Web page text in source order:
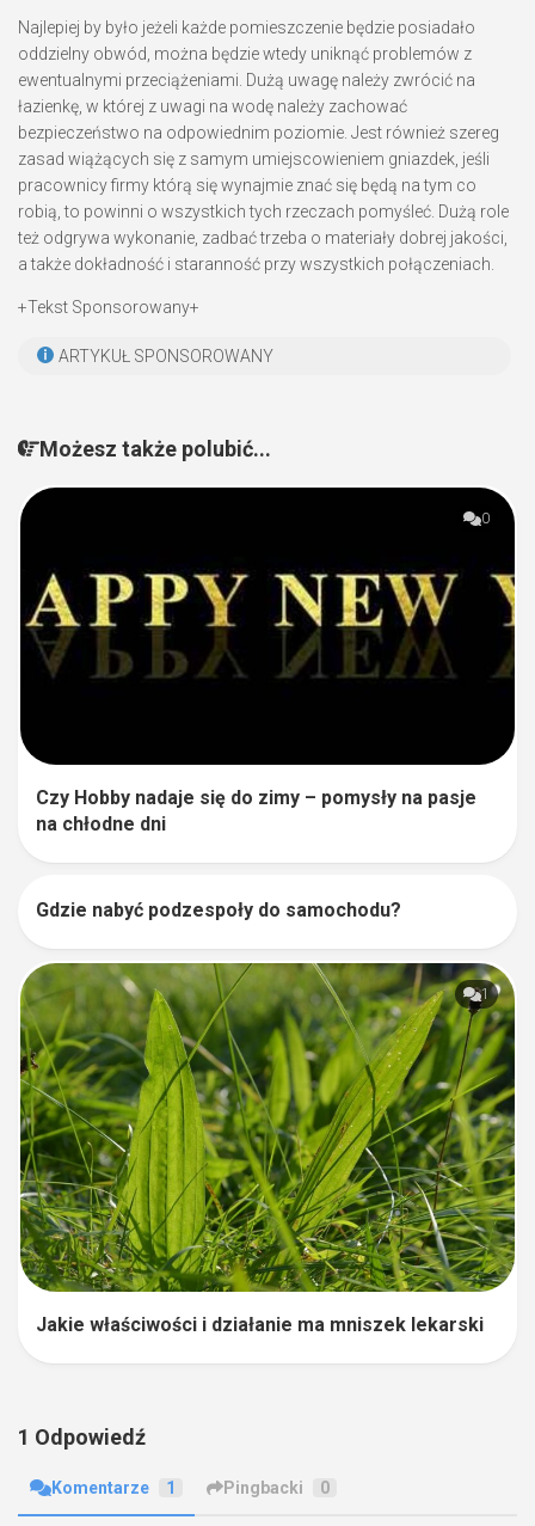
Najlepiej by było jeżeli każde pomieszczenie będzie posiadało
oddzielny obwód, można będzie wtedy uniknąć problemów z
ewentualnymi przeciążeniami. Dużą uwagę należy zwrócić na
łazienkę, w której z uwagi na wodę należy zachować
bezpieczeństwo na odpowiednim poziomie. Jest również szereg
zasad wiążących się z samym umiejscowieniem gniazdek, jeśli
pracownicy firmy którą się wynajmie znać się będą na tym co
robią, to powinni o wszystkich tych rzeczach pomyśleć. Dużą role
też odgrywa wykonanie, zadbać trzeba o materiały dobrej jakości,
a także dokładność i staranność przy wszystkich połączeniach.
+Tekst Sponsorowany+
ARTYKUŁ SPONSOROWANY
Możesz także polubić...
0
Czy Hobby nadaje się do zimy – pomysły na pasje
na chłodne dni
Gdzie nabyć podzespoły do samochodu?
1
Jakie właściwości i działanie ma mniszek lekarski
1 Odpowiedź
Komentarze 1 Pingbacki 0